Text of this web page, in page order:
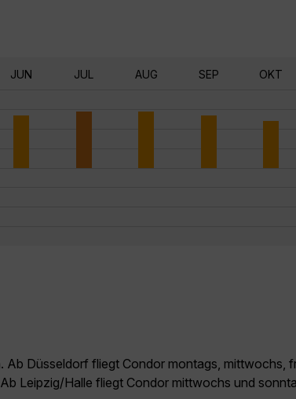
JUN JUL AUG SEP OKT
Düsseldorf fliegt Condor montags, mittwochs,
Leipzig/Halle fliegt Condor mittwochs und